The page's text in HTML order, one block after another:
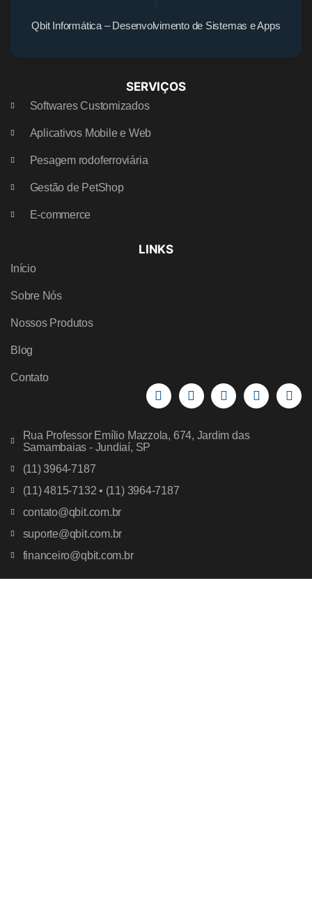
Qbit Informática – Desenvolvimento de Sistemas e Apps
SERVIÇOS
Softwares Customizados
Aplicativos Mobile e Web
Pesagem rodoferroviária
Gestão de PetShop
E-commerce
LINKS
Início
Sobre Nós
Nossos Produtos
Blog
Contato
Rua Professor Emílio Mazzola, 674, Jardim das
Samambaias - Jundiaí, SP
(11) 3964-7187
(11) 4815-7132 • (11) 3964-7187
contato@qbit.com.br
suporte@qbit.com.br
financeiro@qbit.com.br